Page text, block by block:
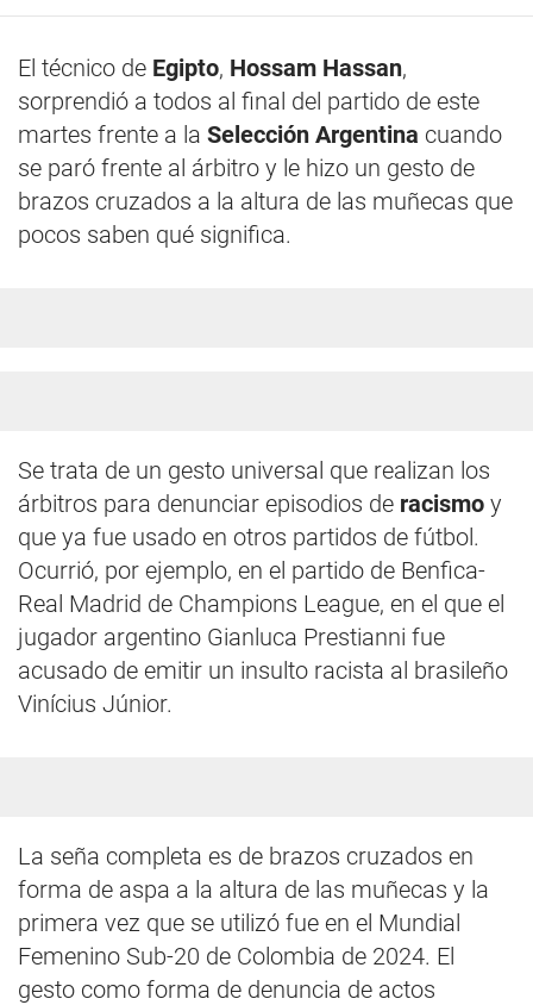
El técnico de Egipto, Hossam Hassan,
sorprendió a todos al final del partido de este
martes frente a la Selección Argentina cuando
se paró frente al árbitro y le hizo un gesto de
brazos cruzados a la altura de las muñecas que
pocos saben qué significa.
Se trata de un gesto universal que realizan los
árbitros para denunciar episodios de racismo y
que ya fue usado en otros partidos de fútbol.
Ocurrió, por ejemplo, en el partido de Benfica-
Real Madrid de Champions League, en el que el
jugador argentino Gianluca Prestianni fue
acusado de emitir un insulto racista al brasileño
Vinícius Júnior.
La seña completa es de brazos cruzados en
forma de aspa a la altura de las muñecas y la
primera vez que se utilizó fue en el Mundial
Femenino Sub-20 de Colombia de 2024. El
gesto como forma de denuncia de actos